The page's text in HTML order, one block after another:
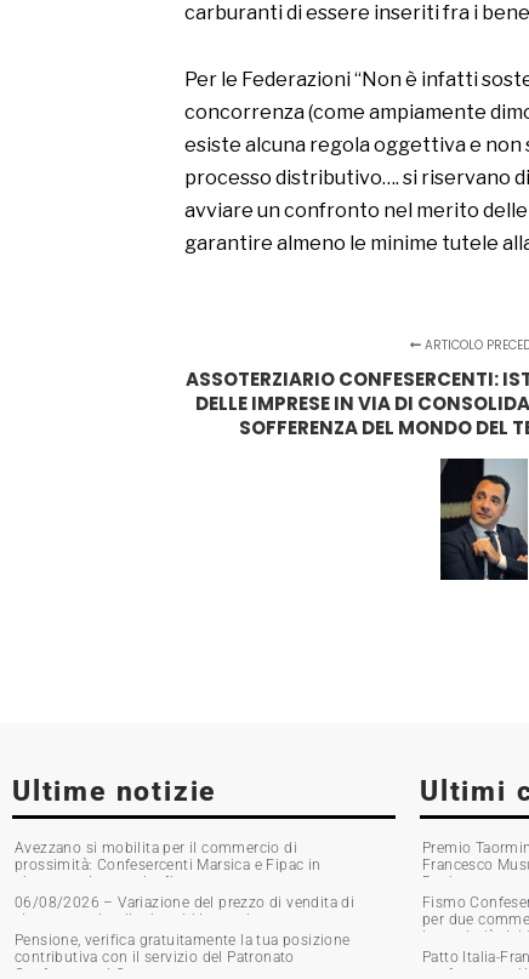
carburanti di essere inseriti fra i
Per le Federazioni “Non è infatti
concorrenza (come ampiamente
esiste alcuna regola oggettiva e
processo distributivo…. si riservano
avviare un confronto nel merito
garantire almeno le minime tutele
ARTICOLO
ASSOTERZIARIO CONFESERCENTI:
DELLE IMPRESE IN VIA DI
SOFFERENZA DEL MONDO DEL
Ultime notizie
Avezzano si mobilita per il commercio di
prossimità: Confesercenti Marsica e Fipac in
piazza per la raccolta firme
06/08/2026 – Variazione del prezzo di vendita di
alcune marche di tabacchi lavorati
Pensione, verifica gratuitamente la tua posizione
contributiva con il servizio del Patronato
Confesercenti Grosseto
Ultimi
Premio
Francesco
Boni
Fismo
per due
Incassi giù del
Patto Italia-
confronto tra